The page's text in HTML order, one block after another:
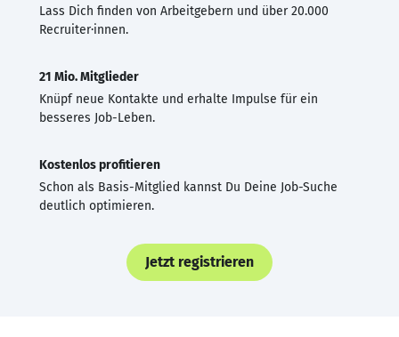
Lass Dich finden von Arbeitgebern und über 20.000
Recruiter·innen.
21 Mio. Mitglieder
Knüpf neue Kontakte und erhalte Impulse für ein
besseres Job-Leben.
Kostenlos profitieren
Schon als Basis-Mitglied kannst Du Deine Job-Suche
deutlich optimieren.
Jetzt registrieren